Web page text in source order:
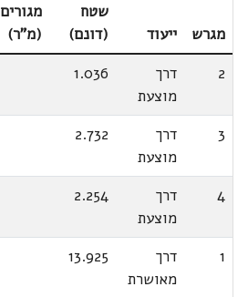
מגרש ייעוד
שטח
(דונם)
מגורים
(מ"ר)
2
דרך
מוצעת
1.036
3
דרך
מוצעת
2.732
4
דרך
מוצעת
2.254
1
דרך
מאושרת
13.925